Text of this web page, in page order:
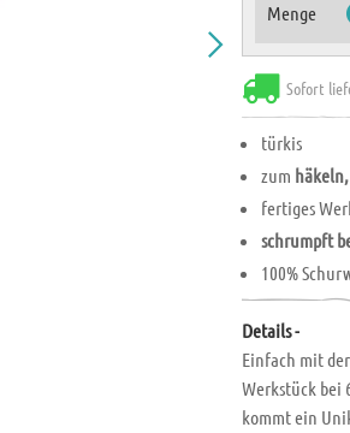
Menge
Sofort
türkis
zum
fertiges
schrumpft
100%
Details -
Einfach mit
Werkstück bei
kommt ein